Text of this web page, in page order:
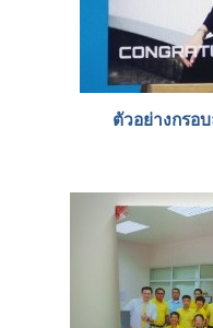
ตัวอย่างกรอ